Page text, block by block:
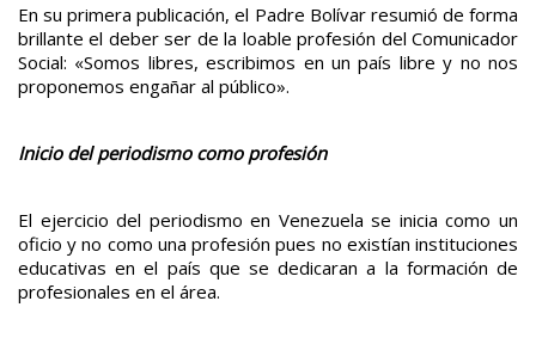
En su primera publicación, el Padre Bolívar resumió de forma
brillante el deber ser de la loable profesión del Comunicador
Social: «Somos libres, escribimos en un país libre y no nos
proponemos engañar al público».
Inicio del periodismo como profesión
El ejercicio del periodismo en Venezuela se inicia como un
oficio y no como una profesión pues no existían instituciones
educativas en el país que se dedicaran a la formación de
profesionales en el área.